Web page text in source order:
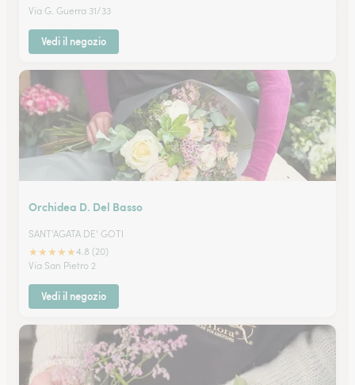
Via G. Guerra 31/33
Vedi il negozio
Orchidea D. Del Basso
SANT'AGATA DE' GOTI
★★★★★4.8 (20)
Via San Pietro 2
Vedi il negozio